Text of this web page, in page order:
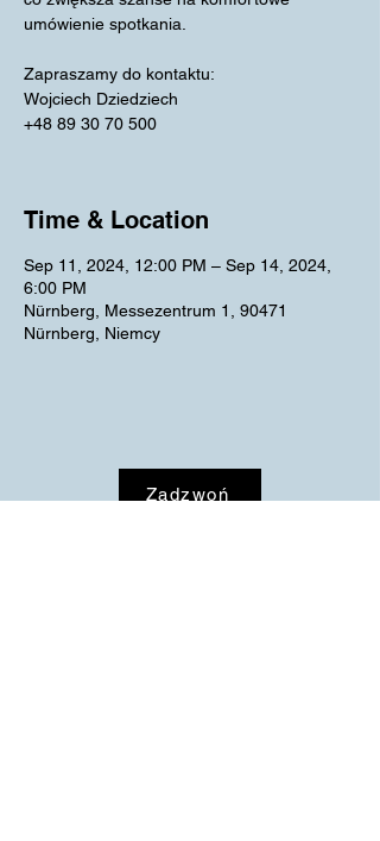
umówienie spotkania.
Zapraszamy do kontaktu:
Wojciech Dziedziech
+48 89 30 70 500
Time & Location
Sep 11, 2024, 12:00 PM – Sep 14, 2024,
6:00 PM
Nürnberg, Messezentrum 1, 90471
Nürnberg, Niemcy
Zadzwoń